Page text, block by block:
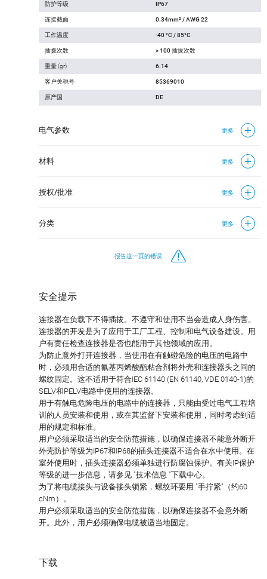
防护等级 IP67
连接截面 0.34mm² / AWG 22
工作温度 -40 °C / 85°C
插拨次数 > 100 插拔次数
重量 (gr) 6.14
客户关税号 85369010
原产国 DE
电气参数 更多
材料 更多
授权/批准 更多
分类 更多
报告这一页的错误
安全提示
连接器在负载下不得插拔。不遵守和使用不当会造成人身伤害。
连接器的开发是为了应用于工厂工程、控制和电气设备建设。用
户有责任检查连接器是否也能用于其他领域的应用。
为防止意外打开连接器，当使用在有触碰危险的电压的电路中
时，必须用合适的氰基丙烯酸酯粘合剂将外壳和连接器头之间的
螺纹固定。这不适用于符合IEC 61140 (EN 61140, VDE 0140-1)的
SELV和PELV电路中使用的连接器。
用于有触电危险电压的电路中的连接器，只能由受过电气工程培
训的人员安装和使用，或在其监督下安装和使用，同时考虑到适
用的规定和标准。
用户必须采取适当的安全防范措施，以确保连接器不能意外断开
外壳防护等级为IP67和IP68的插头连接器不适合在水中使用。在
室外使用时，插头连接器必须单独进行防腐蚀保护。有关IP保护
等级的进一步信息，请参见 "技术信息 "下载中心。
为了将电缆接头与设备接头锁紧，螺纹环要用 "手拧紧"（约60
cNm）。
用户必须采取适当的安全防范措施，以确保连接器不会意外断
开。此外，用户必须确保电缆被适当地固定。
下载